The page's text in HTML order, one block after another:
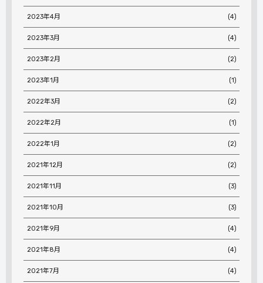
2023年4月 (4)
2023年3月 (4)
2023年2月 (2)
2023年1月 (1)
2022年3月 (2)
2022年2月 (1)
2022年1月 (2)
2021年12月 (2)
2021年11月 (3)
2021年10月 (3)
2021年9月 (4)
2021年8月 (4)
2021年7月 (4)